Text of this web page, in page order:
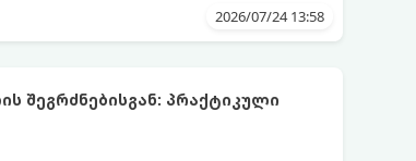
2026/07/24 13:58
შეგრძნებისგან: პრაქტიკული